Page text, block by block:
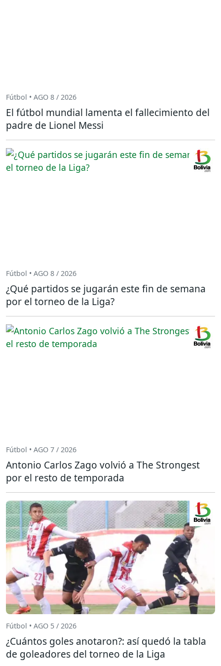
Fútbol • AGO 8 / 2026
El fútbol mundial lamenta el fallecimiento del
padre de Lionel Messi
Fútbol • AGO 8 / 2026
¿Qué partidos se jugarán este fin de semana
por el torneo de la Liga?
Fútbol • AGO 7 / 2026
Antonio Carlos Zago volvió a The Strongest
por el resto de temporada
Fútbol • AGO 5 / 2026
¿Cuántos goles anotaron?: así quedó la tabla
de goleadores del torneo de la Liga